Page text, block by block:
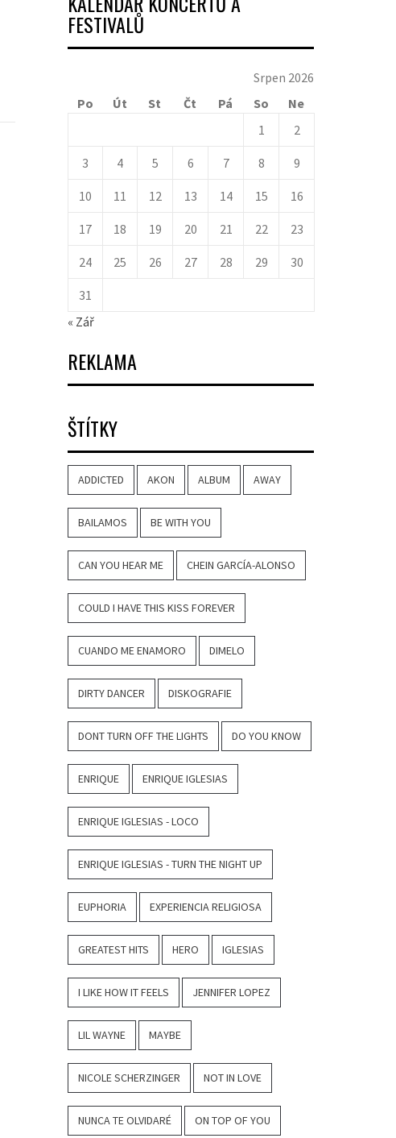
FESTIVALŮ
Srpen 2026
Po
Út St Čt Pá So
Ne
1
2
3 4 5 6 7 8 9
10 11 12 13 14 15 16
17 18 19 20 21 22 23
24 25 26 27 28 29 30
31
« Zář
REKLAMA
ŠTÍTKY
ADDICTED AKON ALBUM AWAY
BAILAMOS BE WITH YOU
CAN YOU HEAR ME CHEIN GARCÍA-ALONSO
COULD I HAVE THIS KISS FOREVER
CUANDO ME ENAMORO DIMELO
DIRTY DANCER DISKOGRAFIE
DONT TURN OFF THE LIGHTS DO YOU KNOW
ENRIQUE ENRIQUE IGLESIAS
ENRIQUE IGLESIAS - LOCO
ENRIQUE IGLESIAS - TURN THE NIGHT UP
EUPHORIA EXPERIENCIA RELIGIOSA
GREATEST HITS HERO IGLESIAS
I LIKE HOW IT FEELS JENNIFER LOPEZ
LIL WAYNE MAYBE
NICOLE SCHERZINGER NOT IN LOVE
NUNCA TE OLVIDARÉ ON TOP OF YOU